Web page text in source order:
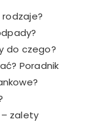
do czego?
Poradnik
zalety